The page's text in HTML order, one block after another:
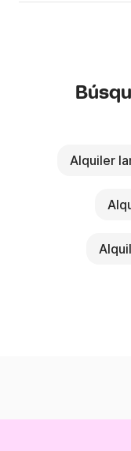
Alquiler